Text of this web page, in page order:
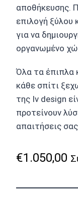
αποθήκευσης.
επιλογή ξύλου
για να
οργανωμένο
Όλα τα έπιπλα
κάθε σπίτι
της Iv design
προτείνουν
απαιτήσεις
€1.050,00